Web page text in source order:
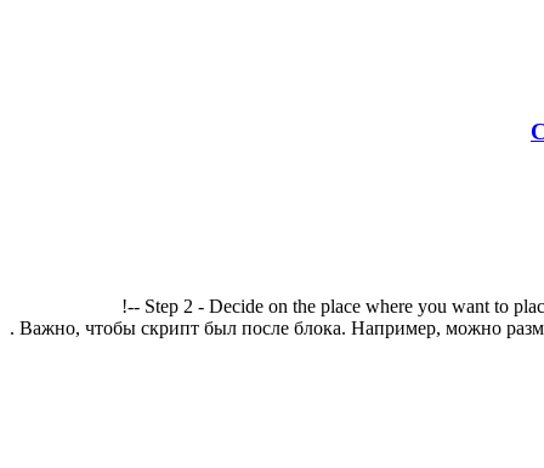
!-- Step 2 - Decide on the place where you want to
. Важно, чтобы скрипт был после блока. Например, можно